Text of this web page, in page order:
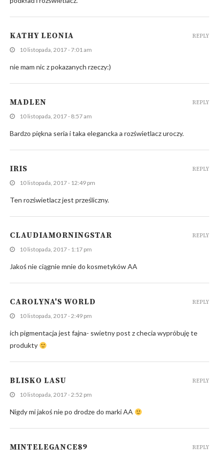
KATHY LEONIA
10 listopada, 2017 - 7:01 am
nie mam nic z pokazanych rzeczy:)
REPLY
MADLEN
10 listopada, 2017 - 8:57 am
Bardzo piękna seria i taka elegancka a rozświetlacz uroczy.
REPLY
IRIS
10 listopada, 2017 - 12:49 pm
Ten rozświetlacz jest prześliczny.
REPLY
CLAUDIAMORNINGSTAR
10 listopada, 2017 - 1:17 pm
Jakoś nie ciągnie mnie do kosmetyków AA
REPLY
CAROLYNA'S WORLD
10 listopada, 2017 - 2:49 pm
ich pigmentacja jest fajna- swietny post z checia wypróbuję te
produkty
REPLY
BLISKO LASU
10 listopada, 2017 - 2:52 pm
Nigdy mi jakoś nie po drodze do marki AA
REPLY
MINTELEGANCE89 REPLY